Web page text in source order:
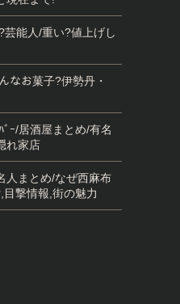
芸能人/重い?値上げし
なお菓子?伊勢丹・
ｰ/居酒屋まとめ/有名
れ家店
人まとめ/なぜ西麻布
目撃情報,街の魅力